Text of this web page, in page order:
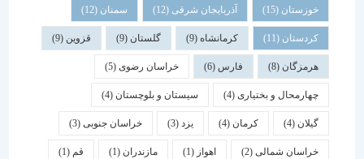
خوزستان(15) آذربایجان شرقی(12) سمنان (12)
کردستان(11) کرمانشاه(9) گلستان (9) قزوین
هرمزگان(8) فارس خراسان رضوی(5)
چهارمحال و بختیاری (4) سیستان و بلوچستان(4)
کرمان یزد خراسان جنوبی(3)
خراسان شمالی(2) اهواز مازندران(1) قم